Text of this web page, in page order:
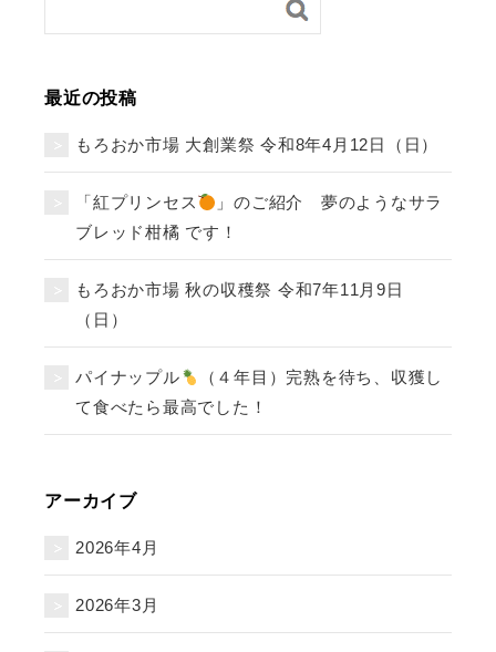
最近の投稿
もろおか市場 大創業祭 令和8年4月12日（日）
「紅プリンセス
」のご紹介 夢のようなサラ
ブレッド柑橘 です！
もろおか市場 秋の収穫祭 令和7年11月9日
（日）
パイナップル
（４年目）完熟を待ち、収獲し
て食べたら最高でした！
アーカイブ
2026年4月
2026年3月